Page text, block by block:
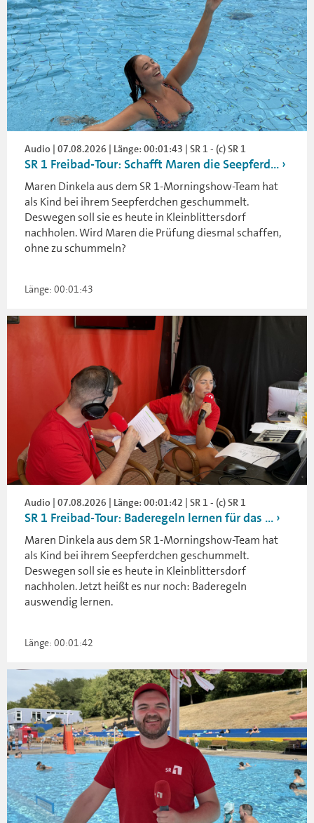
Audio | 07.08.2026 | Länge: 00:01:43 | SR 1 - (c) SR 1
SR 1 Freibad-Tour: Schafft Maren die Seepferd...
Maren Dinkela aus dem SR 1-Morningshow-Team hat
als Kind bei ihrem Seepferdchen geschummelt.
Deswegen soll sie es heute in Kleinblittersdorf
nachholen. Wird Maren die Prüfung diesmal schaffen,
ohne zu schummeln?
Länge: 00:01:43
Audio | 07.08.2026 | Länge: 00:01:42 | SR 1 - (c) SR 1
SR 1 Freibad-Tour: Baderegeln lernen für das ...
Maren Dinkela aus dem SR 1-Morningshow-Team hat
als Kind bei ihrem Seepferdchen geschummelt.
Deswegen soll sie es heute in Kleinblittersdorf
nachholen. Jetzt heißt es nur noch: Baderegeln
auswendig lernen.
Länge: 00:01:42